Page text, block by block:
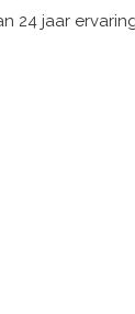
24 jaar